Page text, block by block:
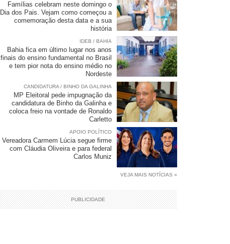
Famílias celebram neste domingo o
Dia dos Pais. Vejam como começou a
comemoração desta data e a sua
história
IDEB / BAHIA
Bahia fica em último lugar nos anos
finais do ensino fundamental no Brasil
e tem pior nota do ensino médio no
Nordeste
CANDIDATURA / BINHO DA GALINHA
MP Eleitoral pede impugnação da
candidatura de Binho da Galinha e
coloca freio na vontade de Ronaldo
Carletto
APOIO POLÍTICO
Vereadora Carmem Lúcia segue firme
com Cláudia Oliveira e para federal
Carlos Muniz
VEJA MAIS NOTÍCIAS »
PUBLICIDADE